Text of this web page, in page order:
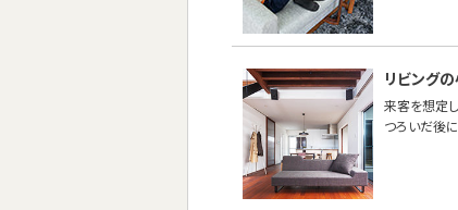
リビング
来客を想定
つろいだ後